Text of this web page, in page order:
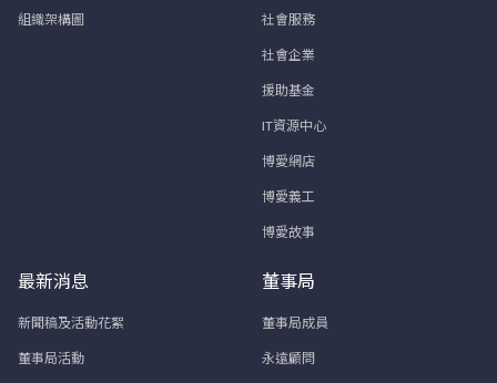
組織架構圖
社會服務
社會企業
援助基金
IT資源中心
博愛網店
博愛義工
博愛故事
最新消息
新聞稿及活動花絮
董事局活動
董事局
董事局成員
永遠顧問